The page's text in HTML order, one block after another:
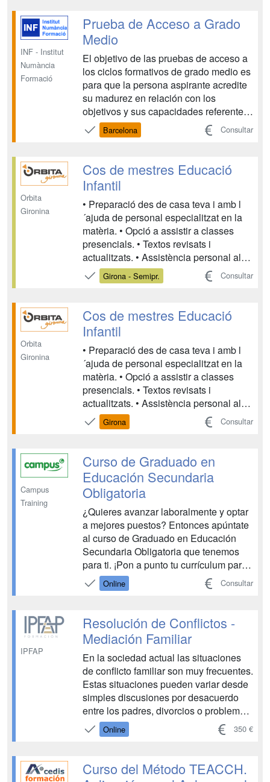
conducir . Cada año el Departamento
de Educación c...
INF - Institut
Numància
Formació
Prueba de Acceso a Grado
Medio
El objetivo de las pruebas de acceso a
los ciclos formativos de grado medio es
para que la persona aspirante acredite
su madurez en relación con los
objetivos y sus capacidades referentes
al campo profesional de que se trate.
Con la prueba de acceso a grado
ciclos Formativos de Grado Medio de
Formación Profesion...
Barcelona Consultar
Orbita
Gironina
Cos de mestres Educació
Infantil
• Preparació des de casa teva i amb l
´ajuda de personal especialitzat en la
matèria. • Opció a assistir a classes
presencials. • Textos revisats i
actualitzats. • Assistència personal al
centre, o bé seguiment per correu, fax o
telèfon, durant tot el període de
puguin sorgir. • Actualització davant...
Girona - Semipr. Consultar
Orbita
Gironina
Cos de mestres Educació
Infantil
• Preparació des de casa teva i amb l
´ajuda de personal especialitzat en la
matèria. • Opció a assistir a classes
presencials. • Textos revisats i
actualitzats. • Assistència personal al
centre, o bé seguiment per correu, fax o
telèfon, durant tot el període de
puguin sorgir. • Actualització davant...
Girona Consultar
Campus
Training
Curso de Graduado en
Educación Secundaria
Obligatoria
¿Quieres avanzar laboralmente y optar
a mejores puestos? Entonces apúntate
al curso de Graduado en Educación
Secundaria Obligatoria que tenemos
para ti. ¡Pon a punto tu currículum para
salir al mercado de trabajo! En Campus
Training queremos que alcances todos
propongas. Por eso, te ofrecemos un
curso de ESO comple...
Online Consultar
IPFAP
Resolución de Conflictos -
Mediación Familiar
En la sociedad actual las situaciones
de conflicto familiar son muy frecuentes.
Estas situaciones pueden variar desde
simples discusiones por desacuerdo
entre los padres, divorcios o problemas
con los hijos. La mediación es una
propuesta ante tal situación,
conflictos, dando soluciones factibles y
útiles a situ...
Online 350 €
Curso del Método TEACCH.